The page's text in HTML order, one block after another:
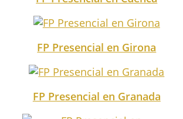
FP Presencial en Girona
FP Presencial en Granada